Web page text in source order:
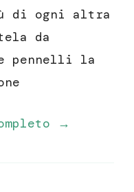
di ogni altra
da
pennelli la
→